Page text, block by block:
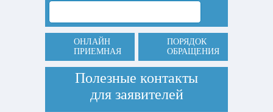
ОНЛАЙН
ПРИЕМНАЯ
ПОРЯДОК
ОБРАЩЕНИЯ
Полезные контакты
для заявителей